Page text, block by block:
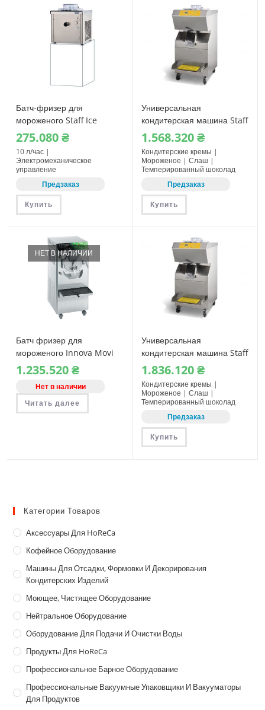
Батч-фризер для
мороженого Staff Ice
System BTM10
275.080₴
10 л/час |
Электромеханическое
управление
Предзаказ
Купить
Универсальная
кондитерская машина Staff
RoboCream R4014
1.568.320₴
Кондитерские кремы |
Мороженое | Слаш |
Темперированный шоколад
Предзаказ
Купить
НЕТ В НАЛИЧИИ
Батч фризер для
мороженого Innova Movi
30
1.235.520₴
Нет в наличии
Читать далее
Универсальная
кондитерская машина Staff
RoboCream R4021
1.836.120₴
Кондитерские кремы |
Мороженое | Слаш |
Темперированный шоколад
Предзаказ
Купить
Категории Товаров
Аксессуары Для HoReCa
Кофейное Оборудование
Машины Для Отсадки, Формовки И Декорирования
Кондитерских Изделий
Моющее, Чистящее Оборудование
Нейтральное Оборудование
Оборудование Для Подачи И Очистки Воды
Продукты Для HoReCa
Профессиональное Барное Оборудование
Профессиональные Вакуумные Упаковщики И Вакууматоры
Для Продуктов